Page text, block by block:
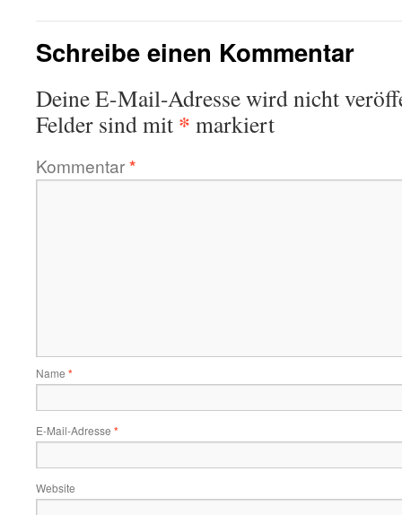
Schreibe einen Kommentar
Deine E-Mail-Adresse wird nicht
Felder sind mit * markiert
Kommentar*
Name *
E-Mail-Adresse *
Website